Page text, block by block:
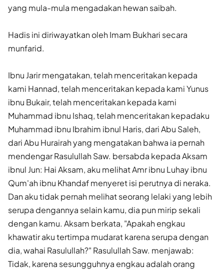
yang mula-mula mengadakan hewan saibah.
Hadis ini diriwayatkan oleh Imam Bukhari secara
munfarid.
Ibnu Jarir mengatakan, telah menceritakan kepada
kami Hannad, telah menceritakan kepada kami Yunus
ibnu Bukair, telah menceritakan kepada kami
Muhammad ibnu Ishaq, telah menceritakan kepadaku
Muhammad ibnu Ibrahim ibnul Haris, dari Abu Saleh,
dari Abu Hurairah yang mengatakan bahwa ia pernah
mendengar Rasulullah Saw. bersabda kepada Aksam
ibnul Jun: Hai Aksam, aku melihat Amr ibnu Luhay ibnu
Qum'ah ibnu Khandaf menyeret isi perutnya di neraka.
Dan aku tidak pernah melihat seorang lelaki yang lebih
serupa dengannya selain kamu, dia pun mirip sekali
dengan kamu. Aksam berkata, "Apakah engkau
khawatir aku tertimpa mudarat karena serupa dengan
dia, wahai Rasulullah?" Rasulullah Saw. menjawab:
Tidak, karena sesungguhnya engkau adalah orang